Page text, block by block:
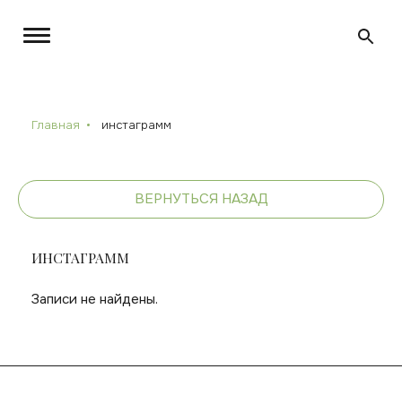
Главная инстаграмм
ВЕРНУТЬСЯ НАЗАД
ИНСТАГРАММ
Записи не найдены.